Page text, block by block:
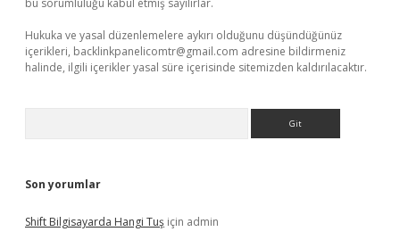
bu sorumluluğu kabul etmiş sayılırlar.
Hukuka ve yasal düzenlemelere aykırı olduğunu düşündüğünüz
içerikleri, backlinkpanelicomtr@gmail.com adresine bildirmeniz
halinde, ilgili içerikler yasal süre içerisinde sitemizden kaldırılacaktır.
Son yorumlar
Shift Bilgisayarda Hangi Tuş için admin